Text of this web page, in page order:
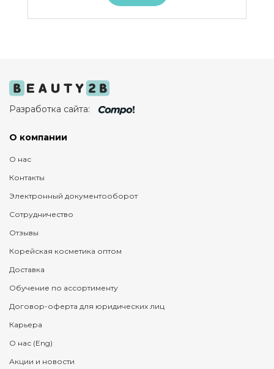
Разработка сайта:
О компании
О нас
Контакты
Электронный документооборот
Сотрудничество
Отзывы
Корейская косметика оптом
Доставка
Обучение по ассортименту
Договор-оферта для юридических лиц
Карьера
О нас (Eng)
Акции и новости